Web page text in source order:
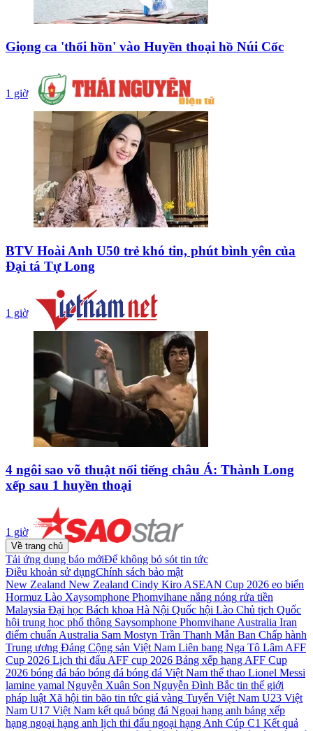
Giọng ca 'thổi hồn' vào Huyền thoại hồ Núi Cốc
1 giờ
BTV Hoài Anh U50 trẻ khó tin, phút bình yên của
Đại tá Tự Long
1 giờ
4 ngôi sao võ thuật nổi tiếng châu Á: Thành Long
xếp sau 1 huyền thoại
1 giờ
Về trang chủ
Tải ứng dụng báo mớiĐể không bỏ sót tin tức
Điều khoản sử dụngChính sách bảo mật
New Zealand New Zealand Cindy Kiro ASEAN Cup 2026 eo biển
Hormuz Lào Xaysomphone Phomvihane nắng nóng rửa tiền
Malaysia Đại học Bách khoa Hà Nội Quốc hội Lào Chủ tịch Quốc
hội trung học phổ thông Saysomphone Phomvihane Australia Iran
điểm chuẩn Australia Sam Mostyn Trần Thanh Mẫn Ban Chấp hành
Trung ương Đảng Cộng sản Việt Nam Liên bang Nga Tô Lâm AFF
Cup 2026 Lịch thi đấu AFF cup 2026 Bảng xếp hạng AFF Cup
2026 bóng đá báo bóng đá bóng đá Việt Nam thể thao Lionel Messi
lamine yamal Nguyễn Xuân Son Nguyễn Đình Bắc tin thế giới
pháp luật Xã hội tin bão tin tức giá vàng Tuyển Việt Nam U23 Việt
Nam U17 Việt Nam kết quả bóng đá Ngoại hạng anh bảng xếp
hạng ngoại hạng anh lịch thi đấu ngoại hạng Anh Cúp C1 Kết quả